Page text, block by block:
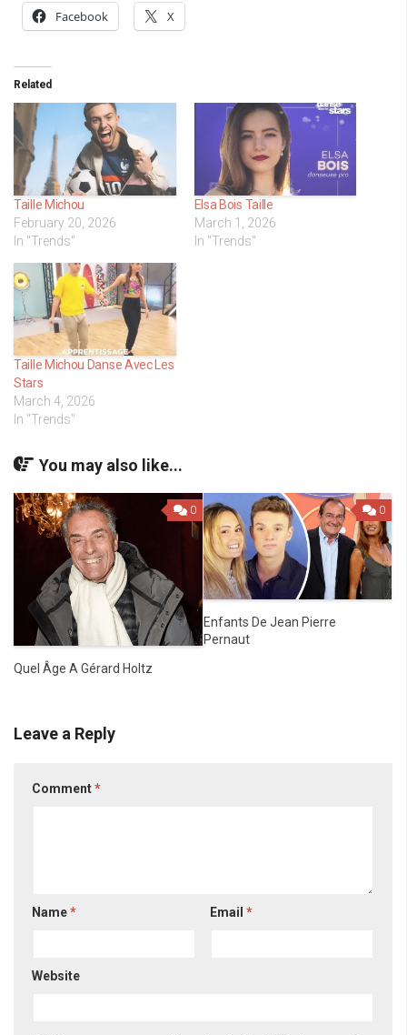
Facebook X
Related
Taille Michou
February 20, 2026
In "Trends"
Elsa Bois Taille
March 1, 2026
In "Trends"
Taille Michou Danse Avec Les
Stars
March 4, 2026
In "Trends"
You may also like...
0
Quel Âge A Gérard Holtz
0
Enfants De Jean Pierre
Pernaut
Leave a Reply
Comment*
Name* Email*
Website